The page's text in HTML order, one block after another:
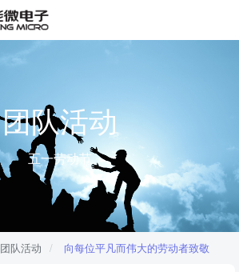
团队活动
五一劳动节
团队活动 向每位平凡而伟大的劳动者致敬